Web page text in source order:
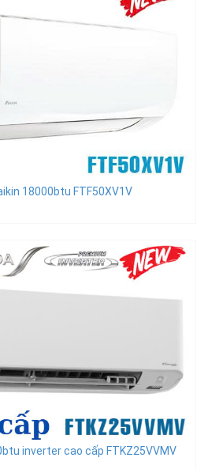
18000btu FTF50XV1V
inverter cao cấp FTKZ25VVMV